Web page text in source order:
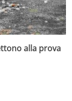
alla prova